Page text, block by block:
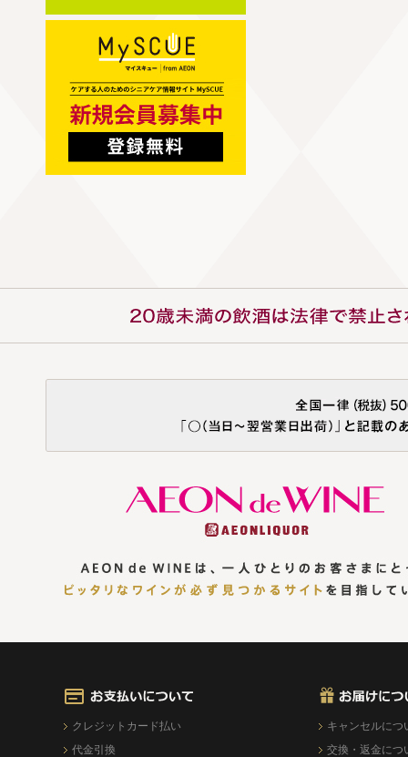
クレジットカード払い
代金引換
キャンセルにつ
交換・返金につ